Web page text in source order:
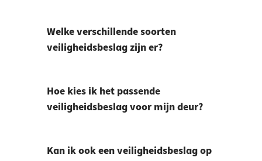
Welke verschillende soorten
veiligheidsbeslag zijn er?
Hoe kies ik het passende
veiligheidsbeslag voor mijn deur?
Kan ik ook een veiligheidsbeslag op